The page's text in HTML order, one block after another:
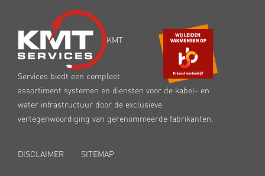
KMT
Services biedt een compleet
assortiment systemen en diensten voor de kabel- en
water infrastructuur door de exclusieve
vertegenwoordiging van gerenommeerde fabrikanten.
DISCLAIMER SITEMAP